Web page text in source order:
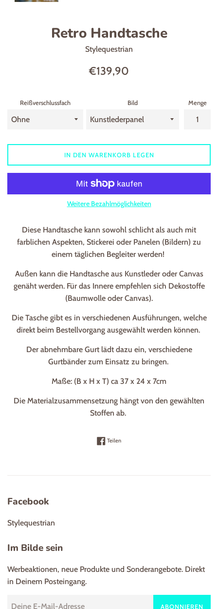
Retro Handtasche
Stylequestrian
Normaler
€139,90
Reißverschlussfach Bild Menge
IN DEN WARENKORB LEGEN
Weitere Bezahlmöglichkeiten
Diese Handtasche kann sowohl schlicht als auch mit
farblichen Aspekten, Stickerei oder Panelen (Bildern) zu
einem täglichen Begleiter werden!
Außen kann die Handtasche aus Kunstleder oder Canvas
genäht werden. Für das Innere empfehlen sich Dekostoffe
(Baumwolle oder Canvas).
Die Tasche gibt es in verschiedenen Ausführungen, welche
direkt beim Bestellvorgang ausgewählt werden können.
Der abnehmbare Gurt lädt dazu ein, verschiedene
Gurtbänder zum Einsatz zu bringen.
Maße: (B x H x T) ca 37 x 24 x 7cm
Die Materialzusammensetzung hängt von den gewählten
Stoffen ab.
TeilenAuf Facebook teilen
Facebook
Stylequestrian
Im Bilde sein
Werbeaktionen, neue Produkte und Sonderangebote. Direkt
in Deinem Posteingang.
ABONNIEREN